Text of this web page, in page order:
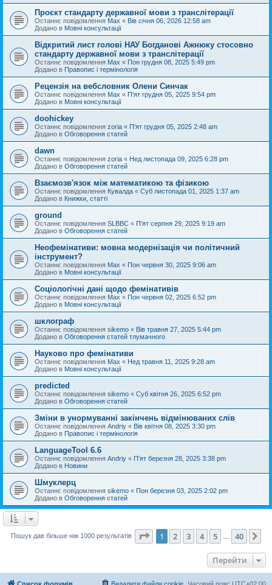
Проєкт стандарту державної мови з транслітерації
Останнє повідомлення Max « Вів січня 06, 2026 12:58 am
Додано в Мовні консультації
Відкритий лист голові НАУ Богданові Ажнюку стосовно
стандарту державної мови з транслітерації
Останнє повідомлення Max « Пон грудня 08, 2025 5:49 pm
Додано в Правопис і термінологія
Рецензія на вебсловник Олени Синчак
Останнє повідомлення Max « П'ят грудня 05, 2025 9:54 pm
Додано в Мовні консультації
doohickey
Останнє повідомлення zoria « П'ят грудня 05, 2025 2:48 am
Додано в Обговорення статей
dawn
Останнє повідомлення zoria « Нед листопада 09, 2025 6:28 pm
Додано в Обговорення статей
Взаємозв'язок між математикою та фізикою
Останнє повідомлення Кувалда « Суб листопада 01, 2025 1:37 am
Додано в Книжки, статті
ground
Останнє повідомлення SLBBC « П'ят серпня 29, 2025 9:19 am
Додано в Обговорення статей
Неофемінативи: мовна модернізація чи політичний
інструмент?
Останнє повідомлення Max « Пон червня 30, 2025 9:06 am
Додано в Мовні консультації
Соціологічні дані щодо фемінативів
Останнє повідомлення Max « Пон червня 02, 2025 6:52 pm
Додано в Мовні консультації
шклограф
Останнє повідомлення sikemo « Вів травня 27, 2025 5:44 pm
Додано в Обговорення статей тлумачного
Науково про фемінативи
Останнє повідомлення Max « Нед травня 11, 2025 9:28 am
Додано в Мовні консультації
predicted
Останнє повідомлення sikemo « Суб квітня 26, 2025 6:52 pm
Додано в Обговорення статей
Зміни в унормуванні закінчень відмінюваних слів
Останнє повідомлення Andriy « Вів квітня 08, 2025 3:30 pm
Додано в Правопис і термінологія
LanguageTool 6.6
Останнє повідомлення Andriy « П'ят березня 28, 2025 3:38 pm
Додано в Новини
Шмуклерц
Останнє повідомлення sikemo « Пон березня 03, 2025 2:02 pm
Додано в Обговорення статей
Пошук дав більше ніж 1000 результатів Сторінка 1 40
1 2 3 4 5 40
Перейти
Список форумів Часовий пояс UTC+02:00
Видалити файли cookie